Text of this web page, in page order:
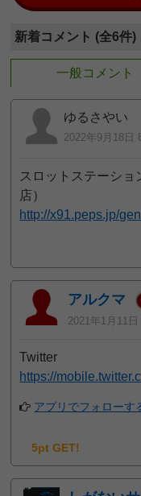
新着コメント (全6件)
一般コメント
ゆるさやい
2022年9月18日
スロットステーショ
店）
http://x91.peps.jp/
アルクマ
2021年1月11日
Twitter
https://
アプリでフォローす
5pt GET!